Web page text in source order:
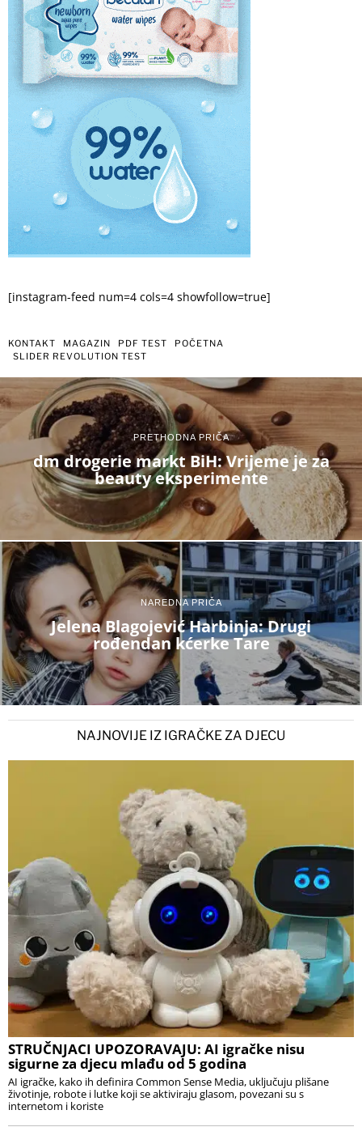
[instagram-feed num=4 cols=4 showfollow=true]
KONTAKT MAGAZIN PDF TEST
POČETNA
SLIDER REVOLUTION TEST
PRETHODNA PRIČA
dm drogerie markt BiH: Vrijeme je za
beauty eksperimente
NAREDNA PRIČA
Jelena Blagojević Harbinja: Drugi
rođendan kćerke Tare
NAJNOVIJE IZ IGRAČKE ZA DJECU
STRUČNJACI UPOZORAVAJU: AI igračke nisu
sigurne za djecu mlađu od 5 godina
AI igračke, kako ih definira Common Sense Media, uključuju plišane
životinje, robote i lutke koji se aktiviraju glasom, povezani su s
internetom i koriste